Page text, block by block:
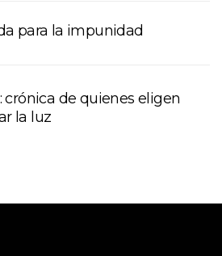
para la impunidad
crónica de quienes eligen
la luz